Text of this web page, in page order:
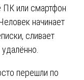
ПК или смартфон
начинает
сливает
перешли по